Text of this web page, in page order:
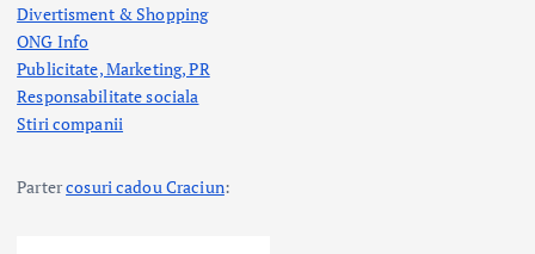
Divertisment & Shopping
ONG Info
Publicitate, Marketing, PR
Responsabilitate sociala
Stiri companii
Partercosuri cadou Craciun: